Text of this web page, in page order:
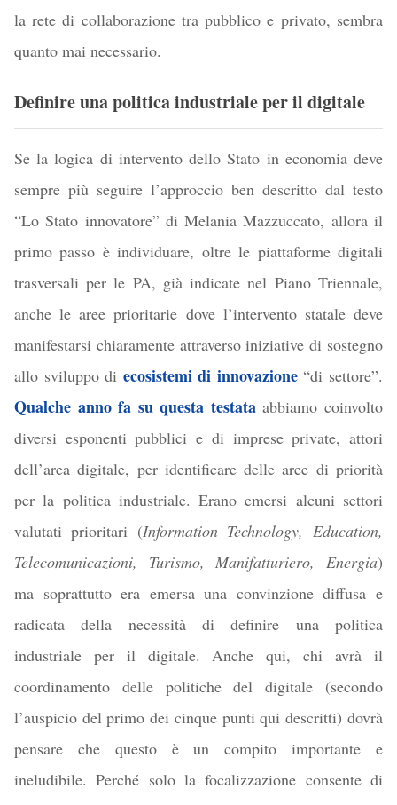
la rete di collaborazione tra pubblico e privato, sembra
quanto mai necessario.
Definire una politica industriale per il digitale
Se la logica di intervento dello Stato in economia deve
sempre più seguire l’approccio ben descritto dal testo
“Lo Stato innovatore” di Melania Mazzuccato, allora il
primo passo è individuare, oltre le piattaforme digitali
trasversali per le PA, già indicate nel Piano Triennale,
anche le aree prioritarie dove l’intervento statale deve
manifestarsi chiaramente attraverso iniziative di sostegno
allo sviluppo di ecosistemi di innovazione“di settore”.
Qualche annofa su questa testataabbiamo coinvolto
diversi esponenti pubblici e di imprese private, attori
dell’area digitale, per identificare delle aree di priorità
per la politica industriale. Erano emersi alcuni settori
valutati prioritari (Information Technology, Education,
Telecomunicazioni, Turismo, Manifatturiero, Energia)
ma soprattutto era emersa una convinzione diffusa e
radicata della necessità di definire una politica
industriale per il digitale. Anche qui, chi avrà il
coordinamento delle politiche del digitale (secondo
l’auspicio del primo dei cinque punti qui descritti) dovrà
pensare che questo è un compito importante e
ineludibile. Perché solo la focalizzazione consente di